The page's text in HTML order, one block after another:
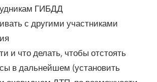
ГИБДД
с другими участниками
и что делать, чтобы отстоять
в дальнейшем (установить